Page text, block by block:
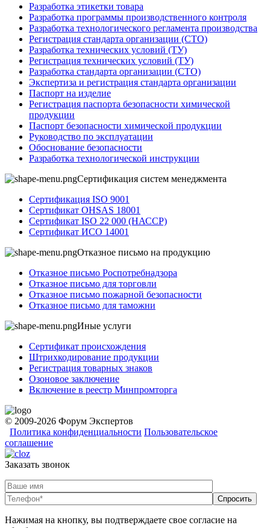
Разработка этикетки товара
Разработка программы производственного контроля
Разработка технологического регламента производства
Регистрация стандарта организации (СТО)
Разработка технических условий (ТУ)
Регистрация технических условий (ТУ)
Разработка стандарта организации (СТО)
Экспертиза и регистрация стандарта организации
Паспорт на изделие
Регистрация паспорта безопасности химической
продукции
Паспорт безопасности химической продукции
Руководство по эксплуатации
Обоснование безопасности
Разработка технологической инструкции
Сертификация систем менеджмента
Сертификация ISO 9001
Сертификат OHSAS 18001
Сертификат ISO 22 000 (НАССР)
Сертификат ИСО 14001
Отказное письмо на продукцию
Отказное письмо Роспотребнадзора
Отказное письмо для торговли
Отказное письмо пожарной безопасности
Отказное письмо для таможни
Иные услуги
Сертификат происхождения
Штрихкодирование продукции
Регистрация товарных знаков
Озоновое заключение
Включение в реестр Минпромторга
© 2009-2026 Форум Экспертов
Политика конфиденциальности Пользовательское
соглашение
Заказать звонок
Нажимая на кнопку, вы подтверждаете свое согласие на